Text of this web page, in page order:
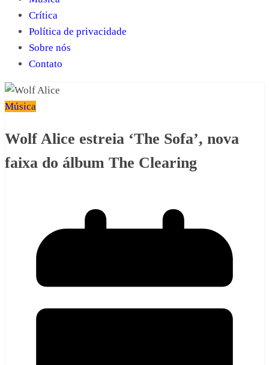
Crítica
Política de privacidade
Sobre nós
Contato
Música
Wolf Alice estreia ‘The Sofa’, nova
faixa do álbum The Clearing